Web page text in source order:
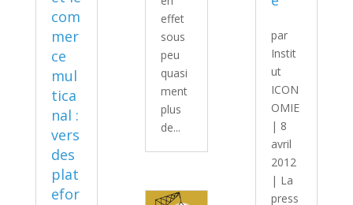
com
mer
ce
mul
tica
nal :
vers
des
plat
efor
effet
sous
peu
quasi
ment
plus
de...
par
Instit
ut
ICON
OMIE
| 8
avril
2012
| La
press